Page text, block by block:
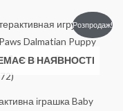
Розпродаж!
В НАЯВНОСТІ
іграшка Baby
ціна:
₴1700.
ціна:
₴1029.